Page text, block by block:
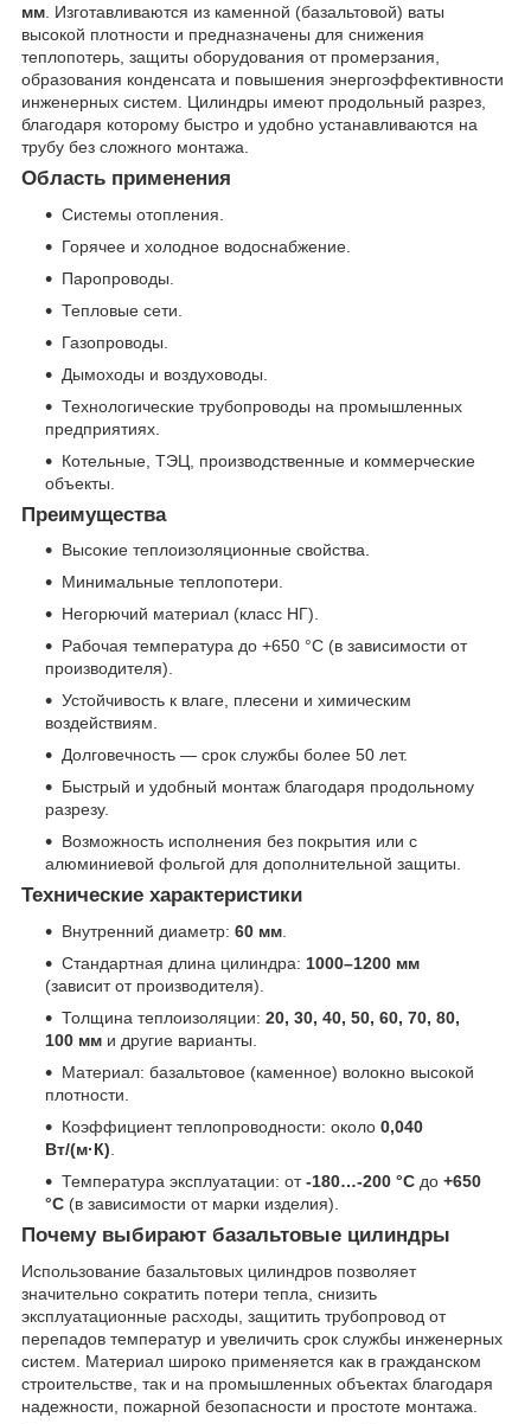
мм . Изготавливаются из каменной (базальтовой) ваты
высокой плотности и предназначены для снижения
теплопотерь, защиты оборудования от промерзания,
образования конденсата и повышения энергоэффективности
инженерных систем. Цилиндры имеют продольный разрез,
благодаря которому быстро и удобно устанавливаются на
трубу без сложного монтажа.
Область применения
Системы отопления.
Горячее и холодное водоснабжение.
Паропроводы.
Тепловые сети.
Газопроводы.
Дымоходы и воздуховоды.
Технологические трубопроводы на промышленных
предприятиях.
Котельные, ТЭЦ, производственные и коммерческие
объекты.
Преимущества
Высокие теплоизоляционные свойства.
Минимальные теплопотери.
Негорючий материал (класс НГ).
Рабочая температура до +650 °C (в зависимости от
производителя).
Устойчивость к влаге, плесени и химическим
воздействиям.
Долговечность — срок службы более 50 лет.
Быстрый и удобный монтаж благодаря продольному
разрезу.
Возможность исполнения без покрытия или с
алюминиевой фольгой для дополнительной защиты.
Технические характеристики
Внутренний диаметр: 60 мм
Стандартная длина цилиндра: 1000–1200 мм
(зависит от производителя).
Толщина теплоизоляции: 20, 30, 40, 50, 60, 70, 80,
100 мм и другие варианты.
Материал: базальтовое (каменное) волокно высокой
плотности.
Коэффициент теплопроводности: около 0,040
Вт/(м·К)
Температура эксплуатации: от-180…-200 °C до +650
°C (в зависимости от марки изделия).
Почему выбирают базальтовые цилиндры
Использование базальтовых цилиндров позволяет
значительно сократить потери тепла, снизить
эксплуатационные расходы, защитить трубопровод от
перепадов температур и увеличить срок службы инженерных
систем. Материал широко применяется как в гражданском
строительстве, так и на промышленных объектах благодаря
надежности, пожарной безопасности и простоте монтажа.